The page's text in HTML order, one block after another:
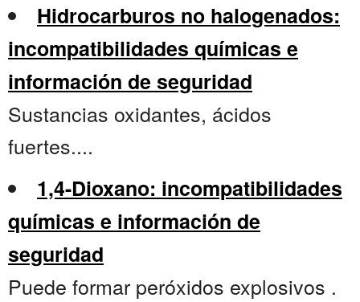
Hidrocarburos no halogenados:
incompatibilidades químicas e
información de seguridad
Sustancias oxidantes, ácidos
fuertes....
1,4-Dioxano: incompatibilidades
químicas e información de
seguridad
Puede formar peróxidos explosivos .